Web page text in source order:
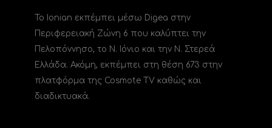
Το Ionian εκπέμπει μέσω Digea στην
Περιφερειακή Ζώνη 6 που καλύπτει την
Πελοπόννησο, το N. Ιόνιο και την Ν. Στερεά
Ελλάδα. Ακόμη, εκπέμπει στη θέση 673 στην
πλατφόρμα της Cosmote TV καθώς και
διαδικτυακά.